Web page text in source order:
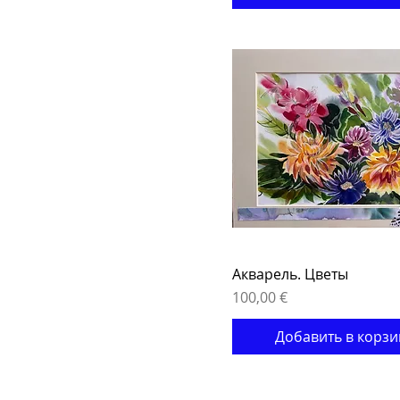
Акварель. Цветы
Цена
100,00 €
Добавить в